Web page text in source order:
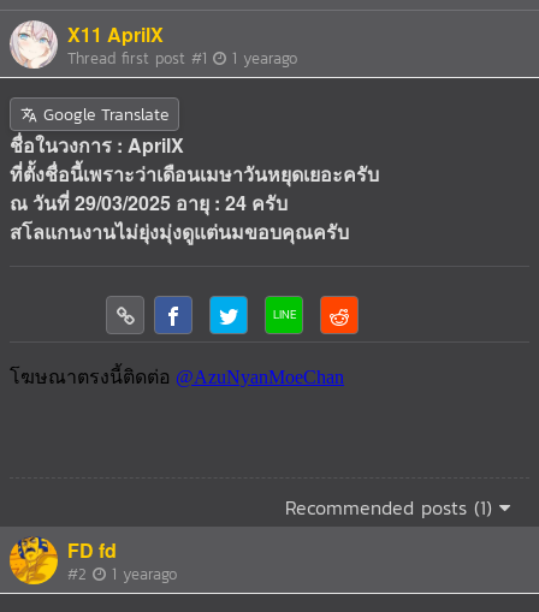
X11 AprilX
Thread first post #1 1 yearago
Google Translate
ชื่อในวงการ : AprilX
ที่ตั้งชื่อนี้เพราะว่าเดือนเมษาวันหยุดเยอะครับ
ณ วันที่ 29/03/2025 อายุ : 24 ครับ
สโลแกนงานไม่ยุ่งมุ่งดูแต่นมขอบคุณครับ
Recommended posts (1)
FD fd
#2 1 yearago